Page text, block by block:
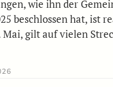
wie ihn der
beschlossen hat, ist
Mai, gilt auf vielen